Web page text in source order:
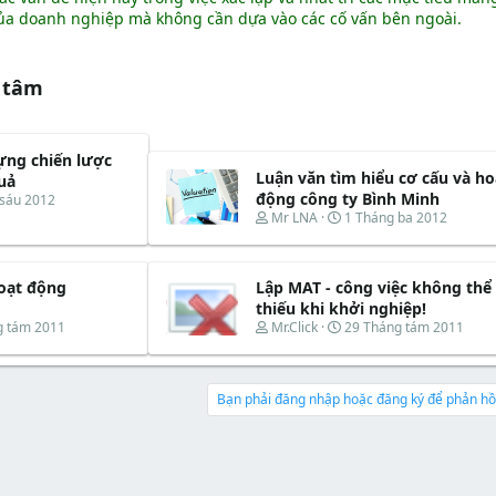
doanh nghiệp mà không cần dựa vào các cố vấn bên ngoài.
chiến lược
2012
Luận văn tìm hiểu cơ cấu và
động công ty Bình Minh
T
r
a
d
s
a
e
Mr LNA
N
à
b
ắ
t
ầ
1 Tháng ba 2012
động
tám 2011
Lập MAT - công việc không thể
thiếu khi khởi nghiệp!
T
r
a
d
Mr.Click
N
à
b
ắ
29 Tháng tám 2011
Bạn phải đăng nhập hoặc đăng ký để phản